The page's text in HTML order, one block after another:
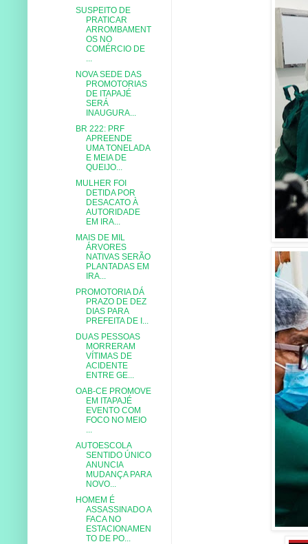
SUSPEITO DE
PRATICAR
ARROMBAMENT
OS NO
COMÉRCIO DE
NOVA SEDE DAS
PROMOTORIAS
DE ITAPAJÉ
SERÁ
INAUGURA...
BR 222: PRF
APREENDE
UMA TONELADA
E MEIA DE
QUEIJO...
MULHER FOI
DETIDA POR
DESACATO À
AUTORIDADE
EM IRA...
MAIS DE MIL
ÁRVORES
NATIVAS SERÃO
PLANTADAS EM
IRA...
PROMOTORIA DÁ
PRAZO DE DEZ
DIAS PARA
PREFEITA DE I...
DUAS PESSOAS
MORRERAM
VÍTIMAS DE
ACIDENTE
ENTRE GE...
OAB-CE PROMOVE
EM ITAPAJÉ
EVENTO COM
FOCO NO MEIO
AUTOESCOLA
SENTIDO ÚNICO
ANUNCIA
MUDANÇA PARA
NOVO...
HOMEM É
ASSASSINADO A
FACA NO
ESTACIONAMEN
TO DE PO...